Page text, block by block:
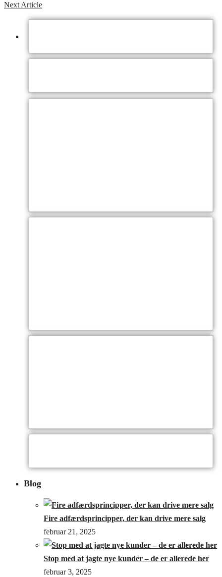
Next Article
Blog
Fire adfærdsprincipper, der kan drive mere salg
februar 21, 2025
Stop med at jagte nye kunder – de er allerede her
februar 3, 2025